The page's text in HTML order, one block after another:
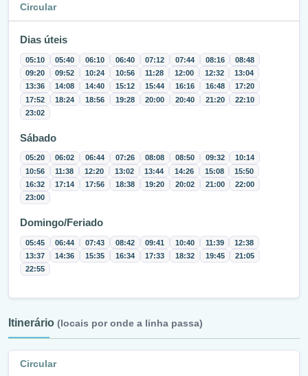
Circular
Dias úteis
05:10 05:40 06:10 06:40 07:12 07:44 08:16
08:48
09:20
09:52 10:24 10:56 11:28 12:00 12:32
13:04
13:36
14:08 14:40 15:12 15:44 16:16 16:48
17:20
17:52
18:24 18:56 19:28 20:00 20:40 21:20
22:10
23:02
Sábado
05:20 06:02 06:44 07:26 08:08 08:50 09:32
10:14
10:56
11:38 12:20 13:02 13:44 14:26 15:08
15:50
16:32
17:14 17:56 18:38 19:20 20:02 21:00
22:00
23:00
Domingo/Feriado
05:45 06:44 07:43 08:42 09:41 10:40 11:39
12:38
13:37
14:36 15:35 16:34 17:33 18:32 19:45
21:05
22:55
Itinerário (locais por onde a linha passa)
Circular